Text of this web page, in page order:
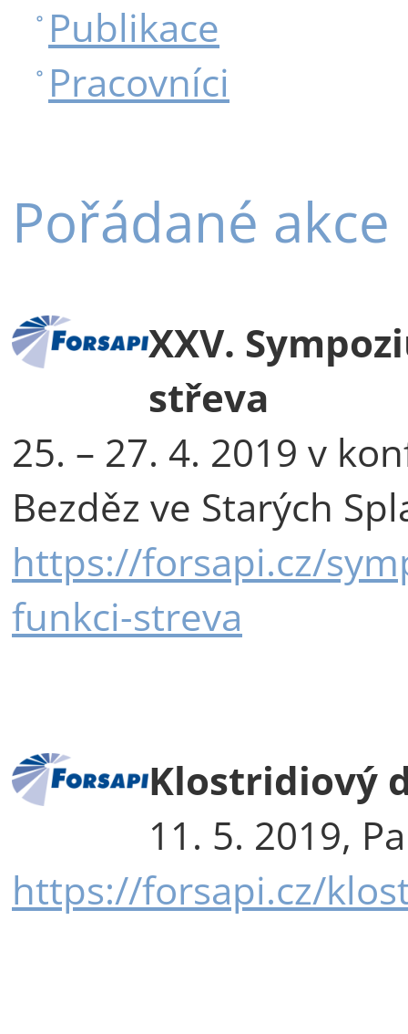
Publikace
Pracovníci
Pořádané akce
XXV.
střeva
25. – 27. 4. 2019 v
Bezděz ve Starých
https://forsapi.cz/
funkci-streva
Klostridiový
11. 5. 2019,
https://forsapi.cz/